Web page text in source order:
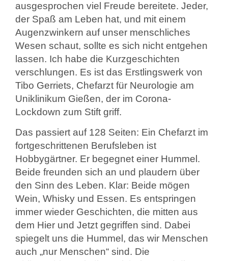
ausgesprochen viel Freude bereitete. Jeder,
der Spaß am Leben hat, und mit einem
Augenzwinkern auf unser menschliches
Wesen schaut, sollte es sich nicht entgehen
lassen. Ich habe die Kurzgeschichten
verschlungen. Es ist das Erstlingswerk von
Tibo Gerriets, Chefarzt für Neurologie am
Uniklinikum Gießen, der im Corona-
Lockdown zum Stift griff.
Das passiert auf 128 Seiten: Ein Chefarzt im
fortgeschrittenen Berufsleben ist
Hobbygärtner. Er begegnet einer Hummel.
Beide freunden sich an und plaudern über
den Sinn des Leben. Klar: Beide mögen
Wein, Whisky und Essen. Es entspringen
immer wieder Geschichten, die mitten aus
dem Hier und Jetzt gegriffen sind. Dabei
spiegelt uns die Hummel, das wir Menschen
auch „nur Menschen“ sind. Die